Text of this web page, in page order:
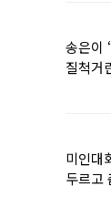
송은이
질척거
미인대
두르고